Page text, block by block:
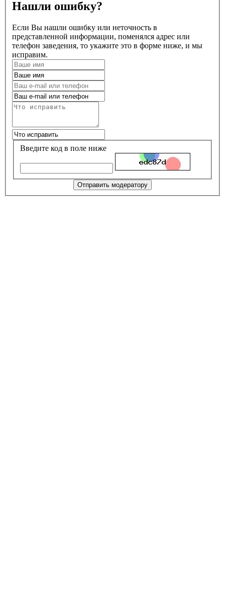
Нашли ошибку?
Если Вы нашли ошибку или неточность в
представленной информации, поменялся адрес или
телефон заведения, то укажите это в форме ниже, и мы
исправим.
Введите код в поле ниже
Отправить модератору